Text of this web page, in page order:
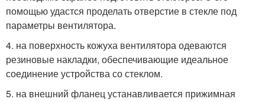
помощью удастся проделать отверстие в стекле под
параметры вентилятора.
4. на поверхность кожуха вентилятора одеваются
резиновые накладки, обеспечивающие идеальное
соединение устройства со стеклом.
5. на внешний фланец устанавливается прижимная